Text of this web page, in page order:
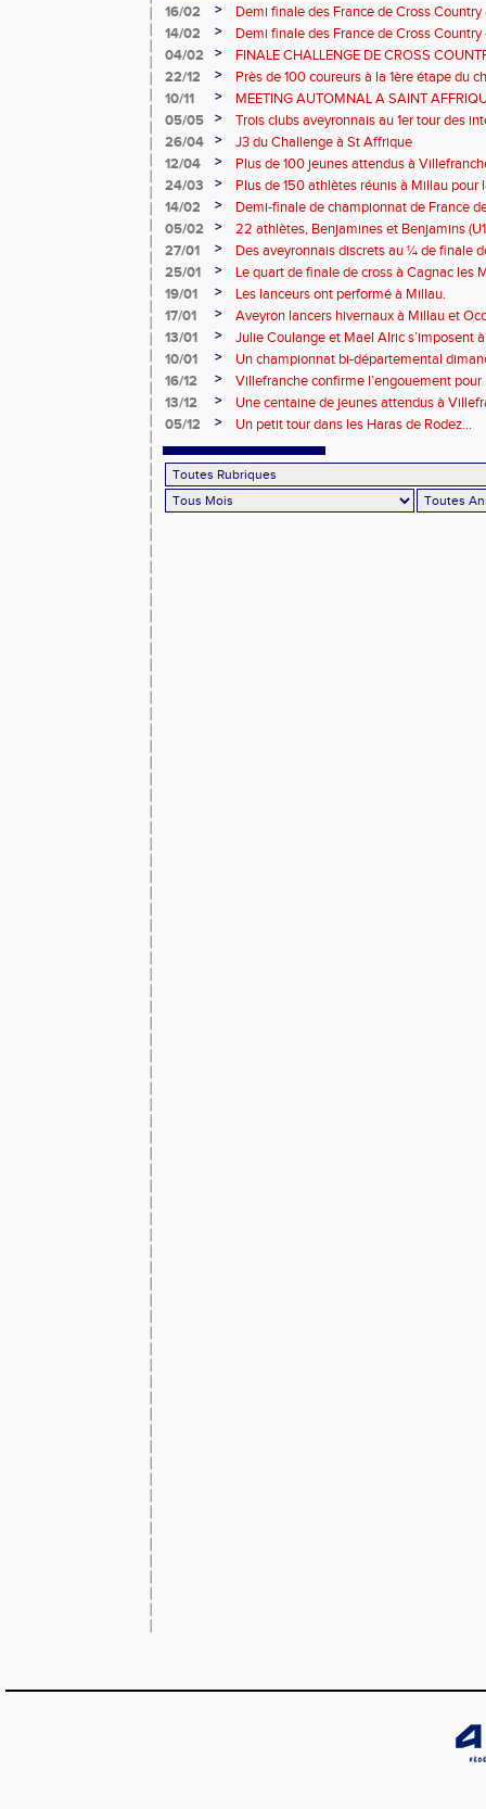
16/02 >
Demi finale des France de Cross
BEF BEM a honoré le maillot!
14/02 >
Demi finale des France de Cross Country
sélection Aveyron BEF BEM motivée!
04/02 >
FINALE CHALLENGE DE CROSS
PANAT
22/12 >
Près de 100 coureurs à la 1ère étape du
de Rouergue
10/11 >
MEETING AUTOMNAL A SAINT
05/05
>
Trois clubs aveyronnais au 1er tour des
26/04
>
J3 du Challenge à St Affrique
12/04
>
Plus de 100 jeunes attendus à
24/03
>
Plus de 150 athlètes réunis à Millau
piste
14/02 >
Demi-finale de championnat de France
et Benjamins Aveyronnais dans la boue
05/02 >
22 athlètes, Benjamines et Benjamins
lors des 1/2 Finales des France de Cross
27/01 >
Des aveyronnais discrets au ¼ de finale
25/01
>
Le quart de finale de cross à Cagnac les
Tarbes
19/01 >
Les lanceurs ont performé à Millau.
17/01
>
Aveyron lancers hivernaux à Millau et
Bompas
13/01 >
Julie Coulange et Mael Alric s’imposent
10/01
>
Un championnat bi-départemental
la fête soit belle !!!
16/12 >
Villefranche confirme l’engouement pour
13/12
>
Une centaine de jeunes attendus à
05/12
> Un petit tour dans les Haras de Rodez...